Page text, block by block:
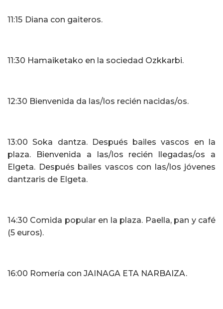
11:15 Diana con gaiteros.
11:30 Hamaiketako en la sociedad Ozkkarbi.
12:30 Bienvenida da las/los recién nacidas/os.
13:00 Soka dantza. Después bailes vascos en la
plaza. Bienvenida a las/los recién llegadas/os a
Elgeta. Después bailes vascos con las/los jóvenes
dantzaris de Elgeta.
14:30 Comida popular en la plaza. Paella, pan y café
(5 euros).
16:00 Romería con JAINAGA ETA NARBAIZA.